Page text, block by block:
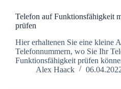
Telefon auf Funktionsfähigkeit
prüfen
Hier erhaltenen Sie eine kleine
Telefonnummern, wo Sie Ihr
Funktionsfähigkeit prüfen
Alex Haack